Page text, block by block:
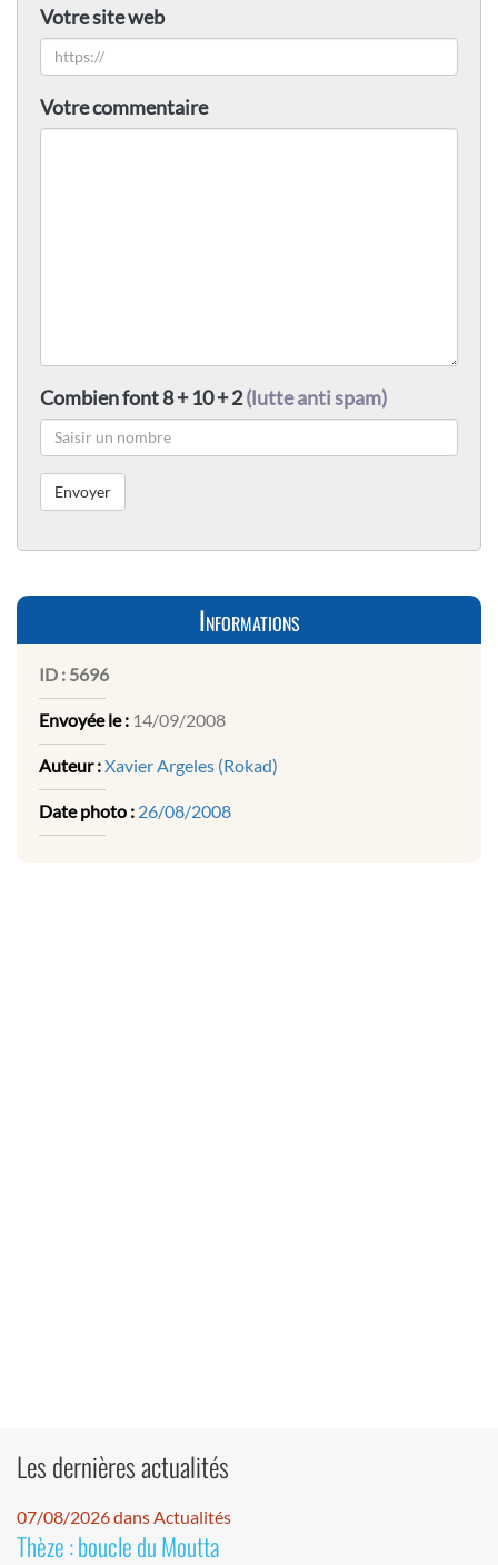
Votre site web
Votre commentaire
Combien font 8 + 10 + 2(lutte anti spam)
Informations
ID : 5696
Envoyée le : 14/09/2008
Auteur :Xavier Argeles (Rokad)
Date photo : 26/08/2008
Les dernières actualités
07/08/2026 dans Actualités
Thèze : boucle du Moutta